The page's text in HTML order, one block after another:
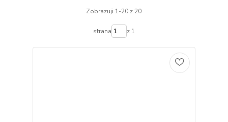
Zobrazuji 1-20 z 20
strana z 1